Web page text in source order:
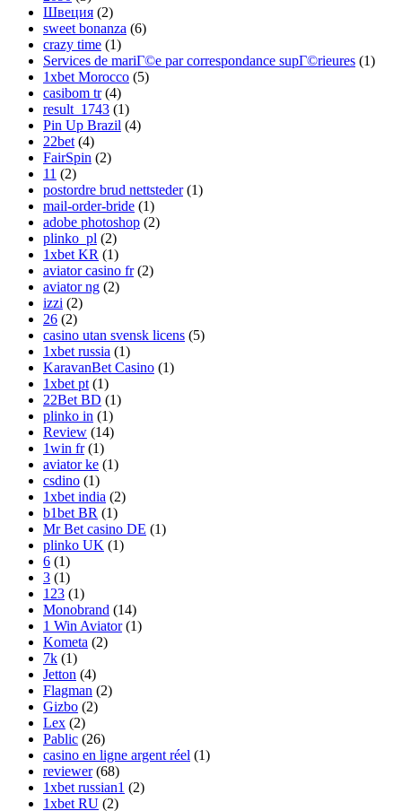
Швеция (2)
sweet bonanza (6)
crazy time (1)
Services de mariГ©e par correspondance supГ©rieures (1)
1xbet Morocco (5)
casibom tr(4)
result_1743 (1)
Pin Up Brazil (4)
22bet (4)
FairSpin (2)
11 (2)
postordre brud nettsteder(1)
mail-order-bride (1)
adobe photoshop (2)
plinko_pl (2)
1xbet KR (1)
aviator casino fr(2)
aviator ng (2)
izzi (2)
26 (2)
casino utan svensk licens (5)
1xbet russia (1)
KaravanBet Casino (1)
1xbet pt (1)
22Bet BD (1)
plinko in (1)
Review (14)
1win fr(1)
aviator ke (1)
csdino (1)
1xbet india (2)
b1bet BR (1)
Mr Bet casino DE (1)
plinko UK (1)
6 (1)
3 (1)
123 (1)
Monobrand (14)
1 Win Aviator(1)
Kometa (2)
7k (1)
Jetton (4)
Flagman (2)
Gizbo (2)
Lex (2)
Pablic (26)
casino en ligne argent réel (1)
reviewer(68)
1xbet russian1 (2)
1xbet RU (2)